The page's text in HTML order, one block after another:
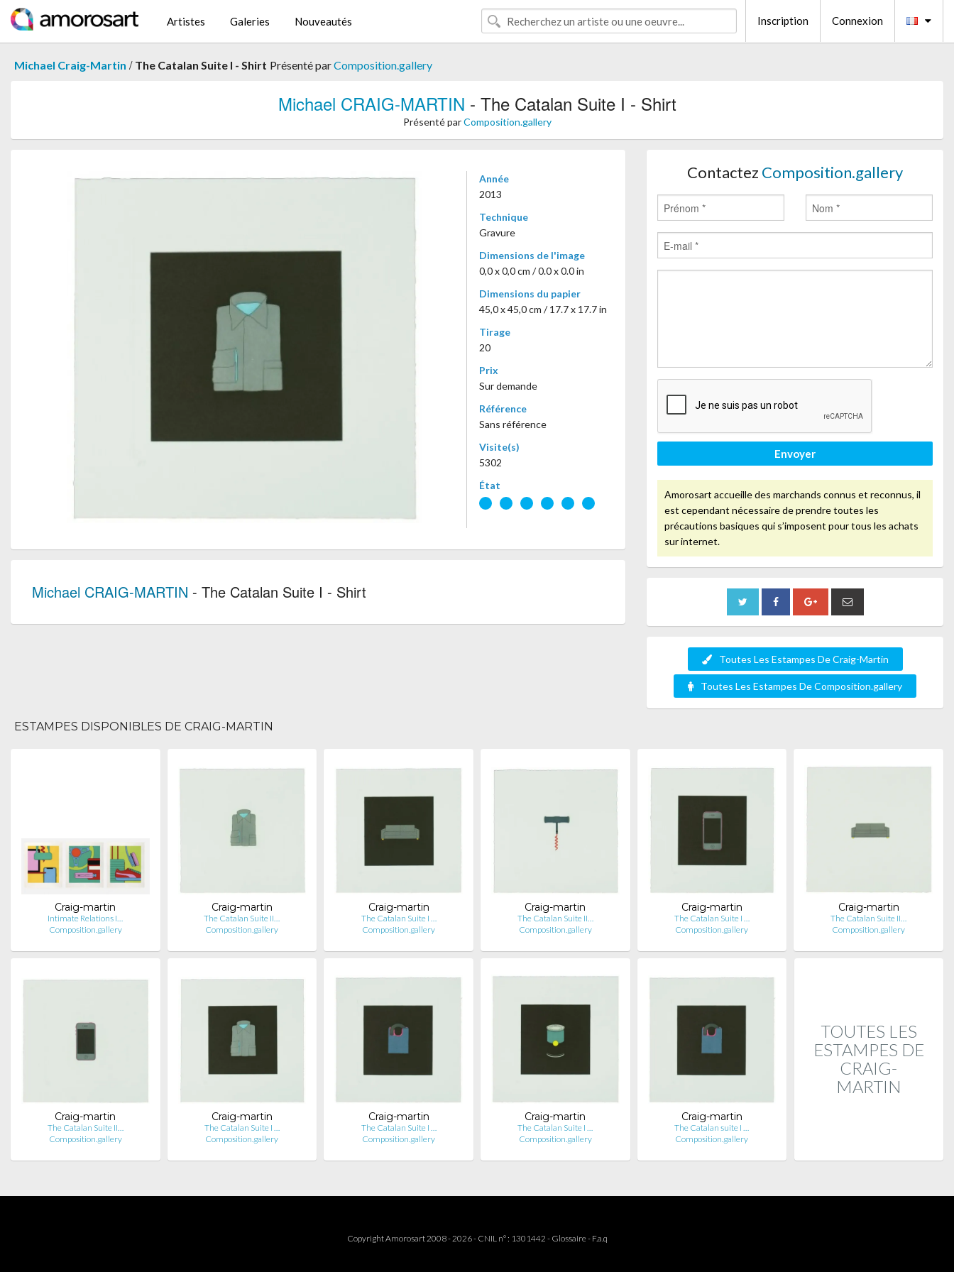
Artistes Galeries Nouveautés Inscription Connexion
Michael Craig-Martin / The Catalan Suite I - Shirt Présenté parComposition.gallery
Michael CRAIG-MARTIN - The Catalan Suite I - Shirt
Présenté parComposition.gallery
Année
2013
Technique
Gravure
Dimensions de l'image
0,0 x 0,0 cm / 0.0 x 0.0 in
Dimensions du papier
45,0 x 45,0 cm / 17.7 x 17.7 in
Tirage
20
Prix
Sur demande
Référence
Sans référence
Visite(s)
5302
État
Michael CRAIG-MARTIN - The Catalan Suite I - Shirt
Contactez Composition.gallery
Envoyer
Amorosart accueille des marchands connus et reconnus, il
est cependant nécessaire de prendre toutes les
précautions basiques qui s’imposent pour tous les achats
sur internet.
Toutes Les Estampes De Craig-Martin
Toutes Les Estampes De Composition.gallery
ESTAMPES DISPONIBLES DE CRAIG-MARTIN
Craig-martin
Intimate Relations I…
Composition.gallery
Craig-martin
The Catalan Suite II…
Composition.gallery
Craig-martin
The Catalan Suite I …
Composition.gallery
Craig-martin
The Catalan Suite II…
Composition.gallery
Craig-martin
The Catalan Suite I …
Composition.gallery
Craig-martin
The Catalan Suite II…
Composition.gallery
Craig-martin
The Catalan Suite II…
Composition.gallery
Craig-martin
The Catalan Suite I …
Composition.gallery
Craig-martin
The Catalan Suite I …
Composition.gallery
Craig-martin
The Catalan Suite I …
Composition.gallery
Craig-martin
The Catalan suite I …
Composition.gallery
TOUTES LES
ESTAMPES DE
CRAIG-
MARTIN
Copyright Amorosart 2008 - 2026 - CNIL n° : 1301442 - Glossaire- F.a.q